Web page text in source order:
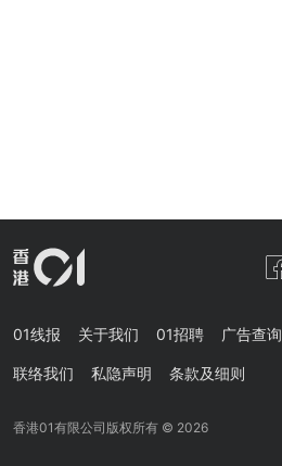
01线报 关于我们 01招聘 广告查询
联络我们 私隐声明 条款及细则
香港01有限公司版权所有 © 2026